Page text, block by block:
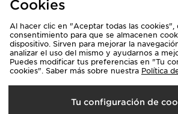
Selecciona País
España
Cookies
Al hacer clic en "Aceptar todas las cookies",
consentimiento para que se almacenen
dispositivo. Sirven para mejorar la
analizar el uso del mismo y ayudarnos a
Puedes modificar tus preferencias en "Tu
cookies". Saber más sobre nuestra Política
Tu configuración de